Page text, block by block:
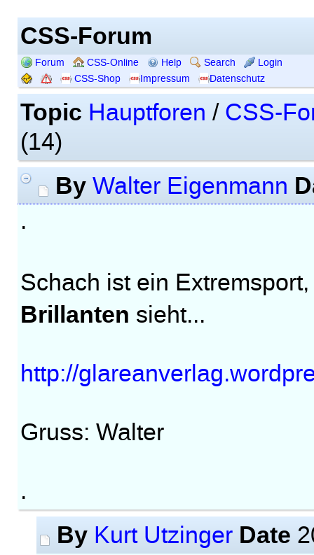
CSS-Forum
Forum CSS-Online Help Search
Login
CSS-Shop
Impressum Datenschutz
Topic Hauptforen / CSS-
(14)
By Walter Eigenmann
.
Schach ist ein
Brillanten sieht...
http://
Gruss: Walter
.
By Kurt Utzinger Date